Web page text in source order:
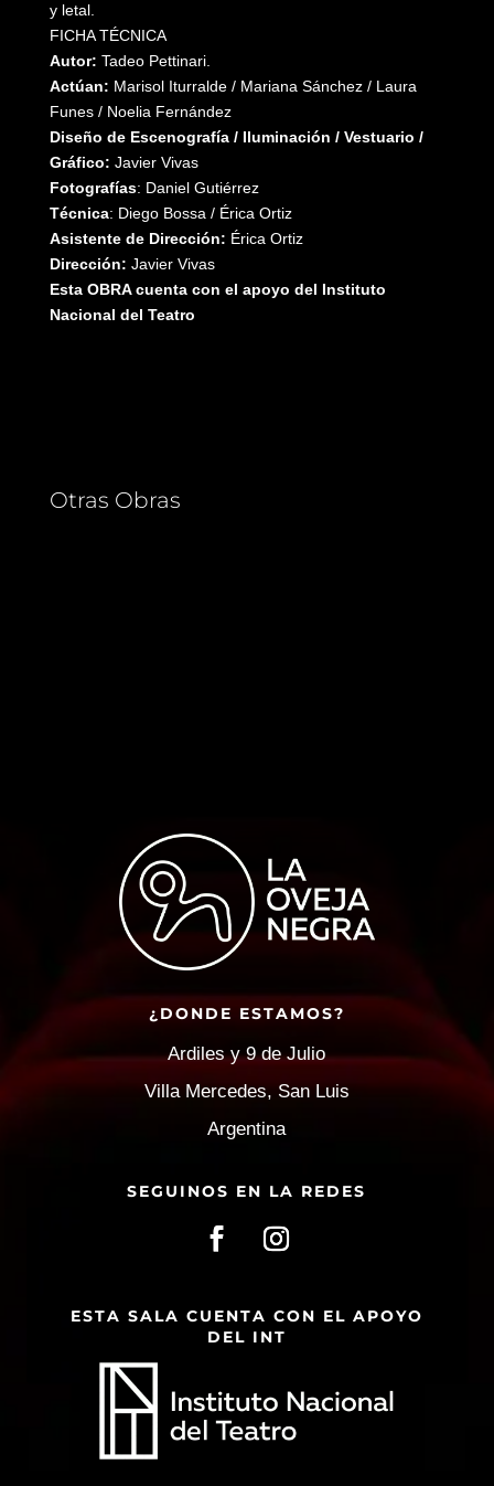
y letal.
FICHA TÉCNICA
Autor: Tadeo Pettinari.
Actúan: Marisol Iturralde / Mariana Sánchez / Laura
Funes / Noelia Fernández
Diseño de Escenografía / Iluminación / Vestuario /
Gráfico: Javier Vivas
Fotografías: Daniel Gutiérrez
Técnica: Diego Bossa / Érica Ortiz
Asistente de Dirección: Érica Ortiz
Dirección: Javier Vivas
Esta OBRA cuenta con el apoyo del Instituto
Nacional del Teatro
Otras Obras
¿DONDE ESTAMOS?
Ardiles y 9 de Julio
Villa Mercedes, San Luis
Argentina
SEGUINOS EN LA REDES
ESTA SALA CUENTA CON EL APOYO
DEL INT